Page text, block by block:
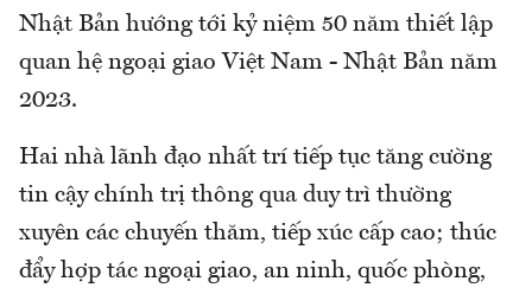
Nhật Bản hướng tới kỷ niệm 50 năm thiết lập
quan hệ ngoại giao Việt Nam - Nhật Bản năm
2023.
Hai nhà lãnh đạo nhất trí tiếp tục tăng cường
tin cậy chính trị thông qua duy trì thường
xuyên các chuyến thăm, tiếp xúc cấp cao; thúc
đẩy hợp tác ngoại giao, an ninh, quốc phòng,